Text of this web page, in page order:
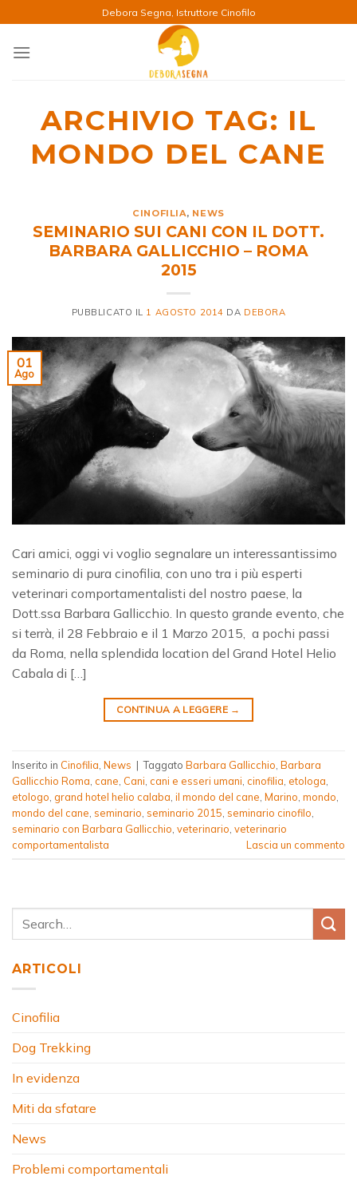
ai
contenuti
Debora Segna, Istruttore Cinofilo
ARCHIVIO TAG: IL
MONDO DEL CANE
CINOFILIA, NEWS
SEMINARIO SUI CANI CON IL DOTT.
BARBARA GALLICCHIO – ROMA
2015
PUBBLICATO IL 1 AGOSTO 2014 DA DEBORA
01
Ago
Cari amici, oggi vi voglio segnalare un interessantissimo
seminario di pura cinofilia, con uno tra i più esperti
veterinari comportamentalisti del nostro paese, la
Dott.ssa Barbara Gallicchio. In questo grande evento, che
si terrà, il 28 Febbraio e il 1 Marzo 2015, a pochi passi
da Roma, nella splendida location del Grand Hotel Helio
Cabala di […]
CONTINUA A LEGGERE →
Inserito in Cinofilia News | Taggato Barbara Gallicchio Barbara
Gallicchio Roma cane Cani cani e esseri umani cinofilia etologa
etologo grand hotel helio calaba il mondo del cane Marino mondo
mondo del cane seminario seminario 2015 seminario cinofilo
seminario con Barbara Gallicchio veterinario veterinario
comportamentalista
Lascia un commento
ARTICOLI
Cinofilia
Dog Trekking
In evidenza
Miti da sfatare
News
Problemi comportamentali